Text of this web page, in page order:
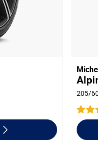
Alpin
205/60